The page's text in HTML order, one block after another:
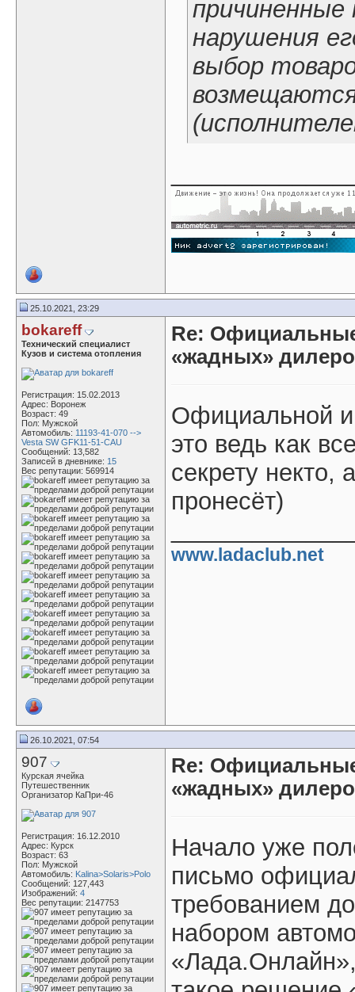
нарушения
выбор
25.10.2021, 23:29
bokareff
Технический специалист
Кузов и система отопления
Регистрация: 15.02.2013
Адрес: Воронеж
Возраст: 49
Пол: Мужской
Автомобиль: 11193-41-070 -->
Vesta SW GFK11-51-CAU
Сообщений: 13,582
Записей в дневнике: 15
Вес репутации: 569914
Re:
«жадных»
Официальной
это ведь как
секрету некто,
пронесёт)
www.ladaclub.net
26.10.2021, 07:54
907
Курская ячейка
Путешественник
Организатор КаПри-46
Регистрация: 16.12.2010
Адрес: Курск
Возраст: 63
Пол: Мужской
Автомобиль: Kalina>Solaris>Polo
Сообщений: 127,443
Изображений: 4
Вес репутации: 2147753
Re:
«жадных»
Начало уже
письмо
требованием
набором